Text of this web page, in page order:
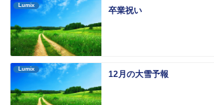
Lumix
卒業祝い
Lumix
12月の大雪予報